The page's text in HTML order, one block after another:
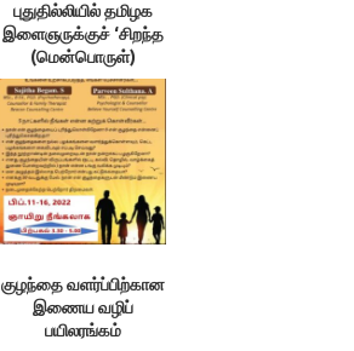
புதுதில்லியில் தமிழக
இளைஞருக்குச் ‘சிறந்த
(மென்பொருள்)
கணியக் கட்டுமானப்
பொறியாளர்’ விருது￼
குழந்தை வளர்ப்பிற்கான
இணைய வழிப்
பயிலரங்கம்